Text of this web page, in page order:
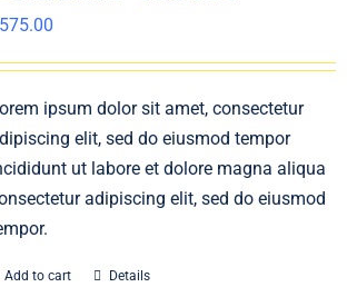
575.00
ipsum dolor sit amet, consectetur
elit, sed do eiusmod tempor
ut labore et dolore magna aliqua
adipiscing elit, sed do eiusmod
Add to cart Details